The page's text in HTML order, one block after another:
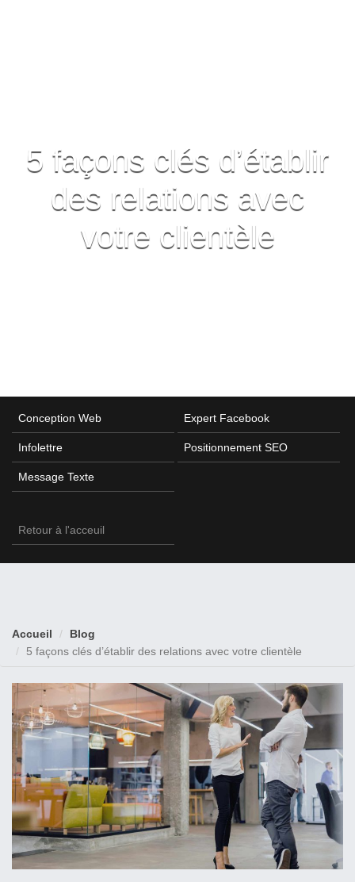
5 façons clés d’établir
des relations avec
votre clientèle
Conception Web Expert Facebook
Infolettre Positionnement SEO
Message Texte
Retour à l'acceuil
Accueil
Blog
5 façons clés d’établir des relations avec votre clientèle